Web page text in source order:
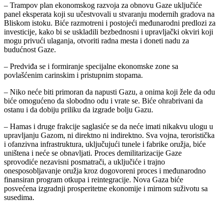
– Trampov plan ekonomskog razvoja za obnovu Gaze uključiće
panel eksperata koji su učestvovali u stvaranju modernih gradova na
Bliskom istoku. Biće razmotreni i postojeći međunarodni predlozi za
investicije, kako bi se uskladili bezbednosni i upravljački okviri koji
mogu privući ulaganja, otvoriti radna mesta i doneti nadu za
budućnost Gaze.
– Predviđa se i formiranje specijalne ekonomske zone sa
povlašćenim carinskim i pristupnim stopama.
– Niko neće biti primoran da napusti Gazu, a onima koji žele da odu
biće omogućeno da slobodno odu i vrate se. Biće ohrabrivani da
ostanu i da dobiju priliku da izgrade bolju Gazu.
– Hamas i druge frakcije saglasiće se da neće imati nikakvu ulogu u
upravljanju Gazom, ni direktno ni indirektno. Sva vojna, teroristička
i ofanzivna infrastruktura, uključujući tunele i fabrike oružja, biće
uništena i neće se obnavljati. Proces demilitarizacije Gaze
sprovodiće nezavisni posmatrači, a uključiće i trajno
onesposobljavanje oružja kroz dogovoreni proces i međunarodno
finansiran program otkupa i reintegracije. Nova Gaza biće
posvećena izgradnji prosperitetne ekonomije i mirnom suživotu sa
susedima.